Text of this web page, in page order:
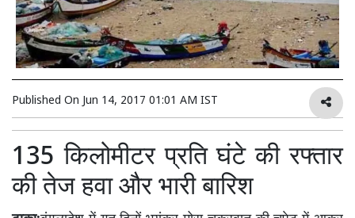
Published On Jun 14, 2017 01:01 AM IST
135 किलोमीटर प्रति घंटे की रफ्तार
की तेज हवा और भारी बारिश